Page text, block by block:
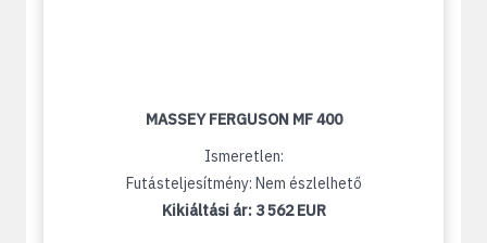
MASSEY FERGUSON MF 400
Ismeretlen:
Futásteljesítmény: Nem észlelhető
Kikiáltási ár: 3 562 EUR